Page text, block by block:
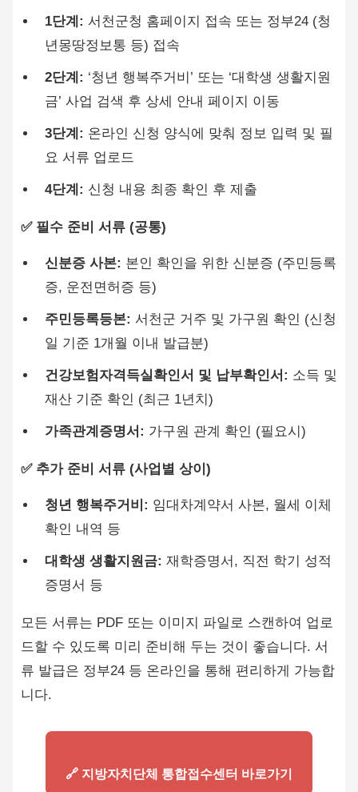
1단계: 서천군청 홈페이지 접속 또는 정부24 (청
년몽땅정보통 등) 접속
2단계: ‘청년 행복주거비’ 또는 ‘대학생 생활지원
금’ 사업 검색 후 상세 안내 페이지 이동
3단계: 온라인 신청 양식에 맞춰 정보 입력 및 필
요 서류 업로드
4단계: 신청 내용 최종 확인 후 제출
✅ 필수 준비 서류 (공통)
신분증 사본: 본인 확인을 위한 신분증 (주민등록
증, 운전면허증 등)
주민등록등본: 서천군 거주 및 가구원 확인 (신청
일 기준 1개월 이내 발급분)
건강보험자격득실확인서 및 납부확인서: 소득 및
재산 기준 확인 (최근 1년치)
가족관계증명서: 가구원 관계 확인 (필요시)
✅ 추가 준비 서류 (사업별 상이)
청년 행복주거비: 임대차계약서 사본, 월세 이체
확인 내역 등
대학생 생활지원금: 재학증명서, 직전 학기 성적
증명서 등
모든 서류는 PDF 또는 이미지 파일로 스캔하여 업로
드할 수 있도록 미리 준비해 두는 것이 좋습니다. 서
류 발급은 정부24 등 온라인을 통해 편리하게 가능합
니다.
🔗 지방자치단체 통합접수센터 바로가기